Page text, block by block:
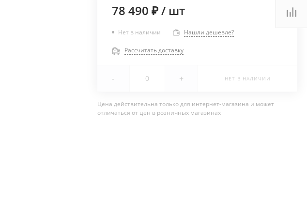
78 490 ₽/ шт
Нет в наличии Нашли дешевле?
Рассчитать доставку
- + НЕТ В НАЛИЧИИ
Цена действительна только для интернет-магазина и может
отличаться от цен в розничных магазинах